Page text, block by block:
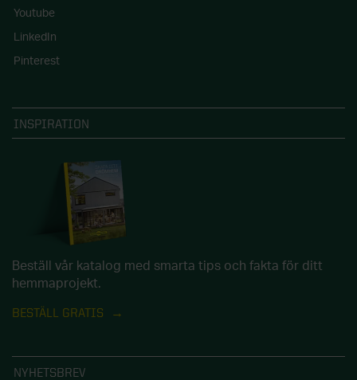
Youtube
LinkedIn
Pinterest
INSPIRATION
Beställ vår katalog med smarta tips och fakta för ditt
hemmaprojekt.
BESTÄLL GRATIS
NYHETSBREV